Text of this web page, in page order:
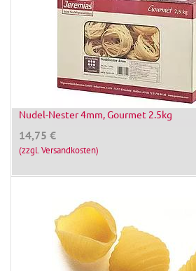
Nudel-Nester 4mm, Gourmet 2.5kg
14,75 €
(zzgl. Versandkosten)